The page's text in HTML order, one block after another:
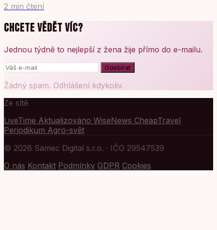
2 min čtení
CHCETE VĚDĚT VÍC?
Jednou týdně to nejlepší z žena žije přímo do e-mailu.
Odebírat
Žádný spam. Odhlášení kdykoliv.
Ze sítě
LiveTime Aktualizováno WiseNews CheapTravel
Periodikum Agro-svět
© 2026 Samec Digital s.r.o. · IČO 29547539
O nás Kontakt Podmínky GDPR Cookies